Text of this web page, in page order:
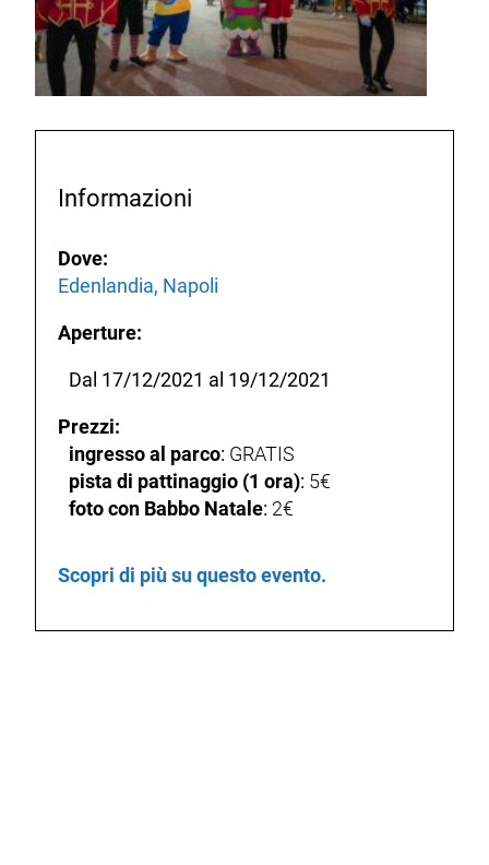
Informazioni
Dove:
Edenlandia, Napoli
Aperture:
Dal 17/12/2021 al 19/12/2021
Prezzi:
ingresso al parco: GRATIS
pista di pattinaggio (1 ora): 5€
foto con Babbo Natale: 2€
Scopri di più su questo evento.